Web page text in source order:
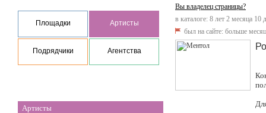
Площадки Артисты
Подрядчики Агентства
Артисты
Вы владелец страницы?
в каталоге: 8 лет 2 месяца 10
был на сайте: больше